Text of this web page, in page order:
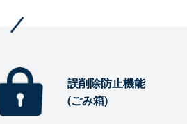
誤削除防止機能
(ごみ箱)